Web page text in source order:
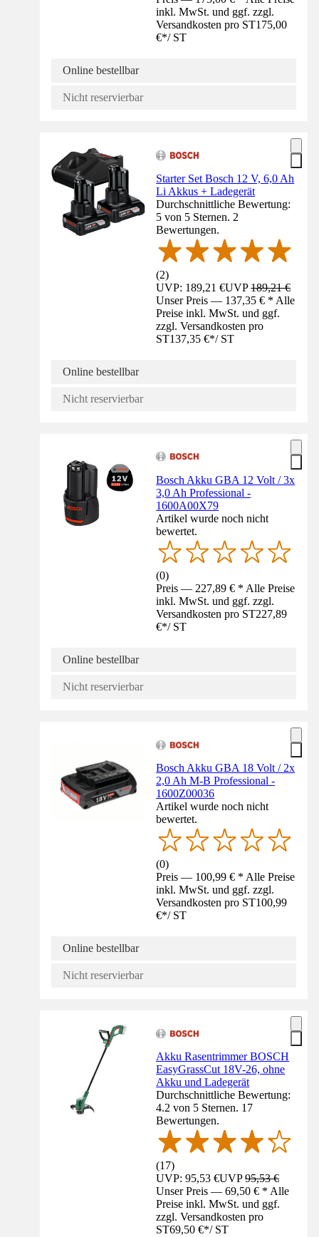
inkl. MwSt. und ggf. zzgl.
Versandkosten pro ST175,00
€*/ ST
Online bestellbar
Nicht reservierbar
Starter Set Bosch 12 V, 6,0 Ah
Li Akkus + Ladegerät
Durchschnittliche Bewertung:
5 von 5 Sternen. 2
Bewertungen.
(2)
UVP: 189,21 €UVP189,21 €
Unser Preis — 137,35 € * Alle
Preise inkl. MwSt. und ggf.
zzgl. Versandkosten pro
ST137,35 €*/ ST
Online bestellbar
Nicht reservierbar
Bosch Akku GBA 12 Volt / 3x
3,0 Ah Professional -
1600A00X79
Artikel wurde noch nicht
bewertet.
(0)
Preis — 227,89 € * Alle Preise
inkl. MwSt. und ggf. zzgl.
Versandkosten pro ST227,89
€*/ ST
Online bestellbar
Nicht reservierbar
Bosch Akku GBA 18 Volt / 2x
2,0 Ah M-B Professional -
1600Z00036
Artikel wurde noch nicht
bewertet.
(0)
Preis — 100,99 € * Alle Preise
inkl. MwSt. und ggf. zzgl.
Versandkosten pro ST100,99
€*/ ST
Online bestellbar
Nicht reservierbar
Akku Rasentrimmer BOSCH
EasyGrassCut 18V-26, ohne
Akku und Ladegerät
Durchschnittliche Bewertung:
4.2 von 5 Sternen. 17
Bewertungen.
(17)
UVP: 95,53 €UVP95,53 €
Unser Preis — 69,50 € * Alle
Preise inkl. MwSt. und ggf.
zzgl. Versandkosten pro
ST69,50 €*/ ST